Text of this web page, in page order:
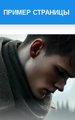
ПРИМЕР СТРАНИЦЫ